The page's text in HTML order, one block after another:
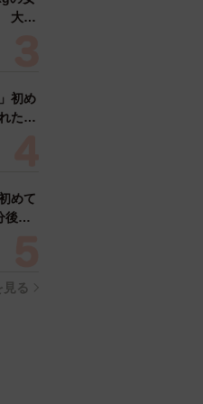
大学
初め
た直
りさ
めて
後、
い」
見る